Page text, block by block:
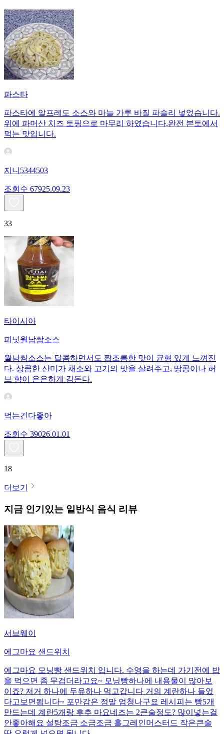
파스타
파스타에 알프레도 소스와 마늘 가루 바질 파슬리 넣었습니다.
위에 파머산 치즈 토핑으로 마무리 하였습니다.완전 본토에서
먹는 맛입니다.
지니5344503
조회수 67925.09.23
33
타이시아
피넛월남쌈소스
월남쌈소스는 달콤하면서도 짭조름한 맛이 균형 있게 느껴진
다. 상큼한 산미가 채소와 고기의 맛을 살려주고, 땅콩이나 허
브 향이 은은하게 감돈다.
먹는건다좋아
조회수 39026.01.01
18
더보기
지금 인기있는 일반식 음식 리뷰
서브웨이
에그마요 샌드위치
에그마요 모닝빵 샌드위치 입니다. 수영을 하는데 가기전에 밥
을 먹으면 좀 무겁더라고요~ 모닝빵하나에 내용물이 많아보
이죠? 저거 하나에 두유하나 먹고갑니다 거의 계란하나 들었
다고보면됩니다~ 포만감은 정말 엄청나구요 레시피는 빵5개
만드는데 계란5개랑 후추 마요네즈는 2큰술정도? 많이넣는걸
안좋아해요 설탕조금 소금조금 홀그레인머스터드 작은큰술